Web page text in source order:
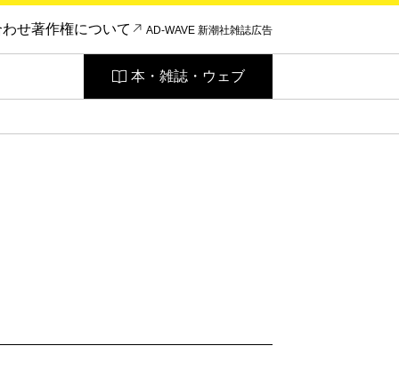
わせ著作権について AD-WAVE 新潮社雑誌広告
本・雑誌・ウェブ